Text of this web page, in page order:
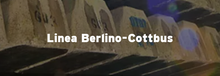
Linea Berlino-Cottbus